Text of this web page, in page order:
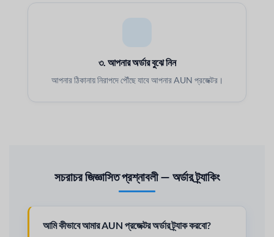
৩. আপনার অর্ডার বুঝে নিন
আপনার ঠিকানায় নিরাপদে পৌঁছে যাবে আপনার AUN প্রজেক্টর।
সচরাচর জিজ্ঞাসিত প্রশ্নাবলী — অর্ডার ট্র্যাকিং
আমি কীভাবে আমার AUN প্রজেক্টর অর্ডার ট্র্যাক করবো?